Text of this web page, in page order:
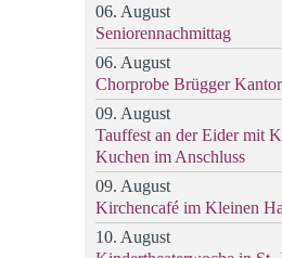
06. August
Seniorennachmittag
06. August
Chorprobe Brügger
09. August
Tauffest an der Eider mit
Kuchen im Anschluss
09. August
Kirchencafé im Kleinen
10. August